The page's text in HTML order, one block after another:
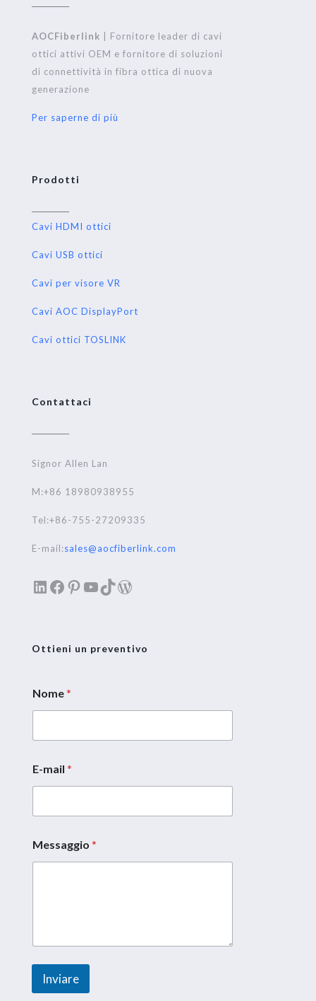
AOCFiberlink | Fornitore leader di cavi
ottici attivi OEM e fornitore di soluzioni
di connettività in fibra ottica di nuova
generazione
Per saperne di più
Prodotti
Cavi HDMI ottici
Cavi USB ottici
Cavi per visore VR
Cavi AOC DisplayPort
Cavi ottici TOSLINK
Contattaci
Signor Allen Lan
M:+86 18980938955
Tel:+86-755-27209335
E-mail:sales@aocfiberlink.com
LinkedIn
Facebook
Pinterest
YouTube
TikTok
WordPress
Ottieni un preventivo
*
N
m
*
Nome*
E-mail *
Messaggio *
Inviare